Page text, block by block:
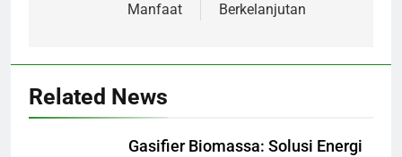
Manfaat
Berkelanjutan
Related News
Gasifier Biomassa: Solusi Energi